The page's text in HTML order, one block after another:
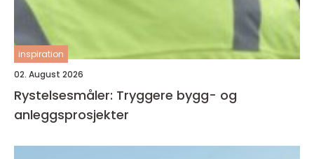
inspiration
02. August 2026
Rystelsesmåler: Tryggere bygg- og
anleggsprosjekter